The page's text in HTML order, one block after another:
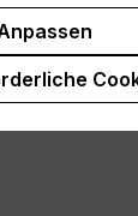
Gib den
In den
10